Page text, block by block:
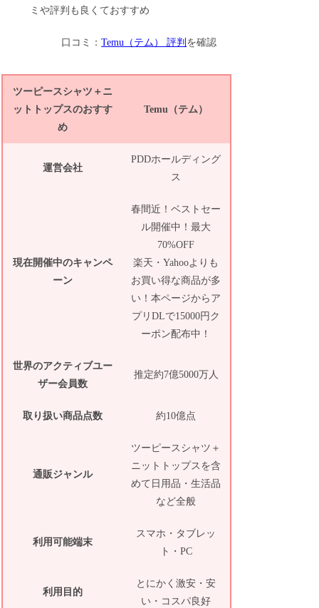
口コミ：Temu（テム） 評判 を確認
ツーピースシャツ＋ニ
ットトップスのおすす
め
Temu（テム）
運営会社
PDDホールディング
ス
現在開催中のキャンペ
ーン
春間近！ベストセー
ル開催中！最大
70%OFF
楽天・Yahooよりも
お買い得な商品が多
い！本ページからア
プリDLで15000円ク
ーポン配布中！
世界のアクティブユー
ザー会員数
推定約7億5000万人
取り扱い商品点数 約10億点
通販ジャンル
ツーピースシャツ＋
ニットトップスを含
めて日用品・生活品
など全般
利用可能端末
スマホ・タブレッ
ト・PC
利用目的
とにかく激安・安
い・コスパ良好